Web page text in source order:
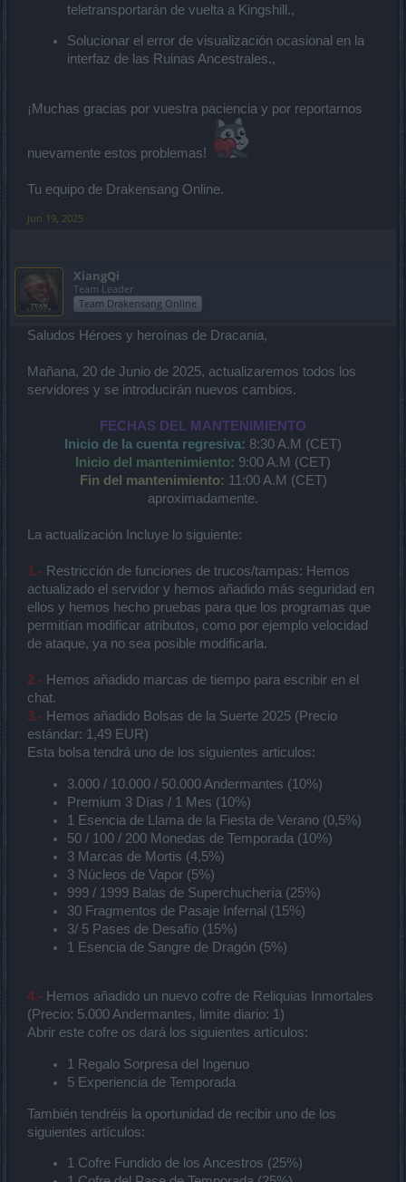
teletransportarán de vuelta a Kingshill.,
Solucionar el error de visualización ocasional en la
interfaz de las Ruinas Ancestrales.,
¡Muchas gracias por vuestra paciencia y por reportarnos
nuevamente estos problemas!
Tu equipo de Drakensang Online.
Jun 19, 2025
XiangQi
Team Leader
Team Drakensang Online
Saludos Héroes y heroínas de Dracania,
Mañana, 20 de Junio de 2025, actualizaremos todos los
servidores y se introducirán nuevos cambios.
FECHAS DEL MANTENIMIENTO
Inicio de la cuenta regresiva: 8:30 A.M (CET)
Inicio del mantenimiento: 9:00 A.M (CET)
Fin del mantenimiento: 11:00 A.M (CET)
aproximadamente.
La actualización Incluye lo siguiente:
1.- Restricción de funciones de trucos/tampas: Hemos
actualizado el servidor y hemos añadido más seguridad en
ellos y hemos hecho pruebas para que los programas que
permitían modificar atributos, como por ejemplo velocidad
de ataque, ya no sea posible modificarla.
2.- Hemos añadido marcas de tiempo para escribir en el
chat.
3.- Hemos añadido Bolsas de la Suerte 2025 (Precio
estándar: 1,49 EUR)
Esta bolsa tendrá uno de los siguientes articulos:
3.000 / 10.000 / 50.000 Andermantes (10%)
Premium 3 Días / 1 Mes (10%)
1 Esencia de Llama de la Fiesta de Verano (0,5%)
50 / 100 / 200 Monedas de Temporada (10%)
3 Marcas de Mortis (4,5%)
3 Núcleos de Vapor (5%)
999 / 1999 Balas de Superchuchería (25%)
30 Fragmentos de Pasaje Infernal (15%)
3/ 5 Pases de Desafío (15%)
1 Esencia de Sangre de Dragón (5%)
4.- Hemos añadido un nuevo cofre de Reliquias Inmortales
(Precio: 5.000 Andermantes, limite diario: 1)
Abrir este cofre os dará los siguientes artículos:
1 Regalo Sorpresa del Ingenuo
5 Experiencia de Temporada
También tendréis la oportunidad de recibir uno de los
siguientes artículos:
1 Cofre Fundido de los Ancestros (25%)